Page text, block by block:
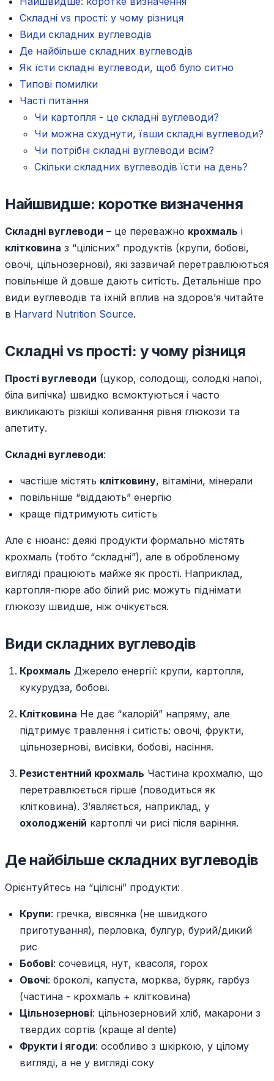
Складні vs прості: у чому різниця
Види складних вуглеводів
Де найбільше складних вуглеводів
Як їсти складні вуглеводи, щоб було ситно
Типові помилки
Часті питання
Чи картопля - це складні вуглеводи?
Чи можна схуднути, ївши складні вуглеводи?
Чи потрібні складні вуглеводи всім?
Скільки складних вуглеводів їсти на день?
Найшвидше: коротке визначення
Складні вуглеводи – це переважно крохмаль і
клітковина з “цілісних” продуктів (крупи, бобові,
овочі, цільнозернові), які зазвичай перетравлюються
повільніше й довше дають ситість. Детальніше про
види вуглеводів та їхній вплив на здоров’я читайте
в Harvard Nutrition Source.
Складні vs прості: у чому різниця
Прості вуглеводи (цукор, солодощі, солодкі напої,
біла випічка) швидко всмоктуються і часто
викликають різкіші коливання рівня глюкози та
апетиту.
Складні вуглеводи:
частіше містять клітковину, вітаміни, мінерали
повільніше “віддають” енергію
краще підтримують ситість
Але є нюанс: деякі продукти формально містять
крохмаль (тобто “складні”), але в обробленому
вигляді працюють майже як прості. Наприклад,
картопля-пюре або білий рис можуть піднімати
глюкозу швидше, ніж очікується.
Види складних вуглеводів
Крохмаль Джерело енергії: крупи, картопля,
кукурудза, бобові.
Клітковина Не дає “калорій” напряму, але
підтримує травлення і ситість: овочі, фрукти,
цільнозернові, висівки, бобові, насіння.
Резистентний крохмаль Частина крохмалю, що
перетравлюється гірше (поводиться як
клітковина). З’являється, наприклад, у
охолодженій картоплі чи рисі після варіння.
Де найбільше складних вуглеводів
Орієнтуйтесь на “цілісні” продукти:
Крупи: гречка, вівсянка (не швидкого
приготування), перловка, булгур, бурий/дикий
рис
Бобові: сочевиця, нут, квасоля, горох
Овочі: броколі, капуста, морква, буряк, гарбуз
(частина - крохмаль + клітковина)
Цільнозернові: цільнозерновий хліб, макарони з
твердих сортів (краще al dente)
Фрукти і ягоди: особливо з шкіркою, у цілому
вигляді, а не у вигляді соку